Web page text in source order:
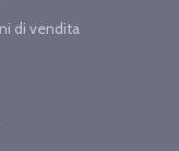
di vendita